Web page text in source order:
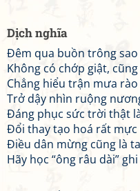
Dịch nghĩa
Đêm qua buồn trông
Không có chớp giật,
Chẳng hiểu trận mưa
Trở dậy nhìn ruộng
Đáng phục sức trời thật
Đổi thay tạo hoá rất mực
Điều dân mừng cũng là
Hãy học “ông râu dài”